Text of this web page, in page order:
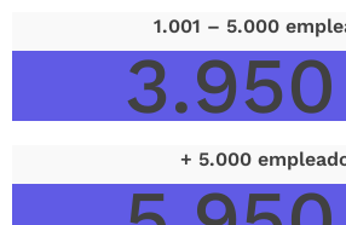
1.001 – 5.000
+ 5.000